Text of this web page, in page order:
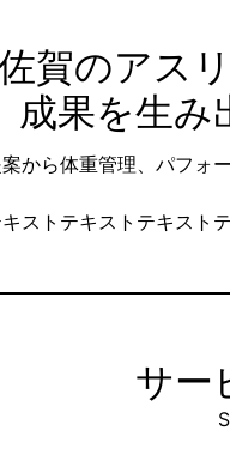
賀のアス
成果を生み
から体重管理、パフォ
ストテキストテキスト
サー